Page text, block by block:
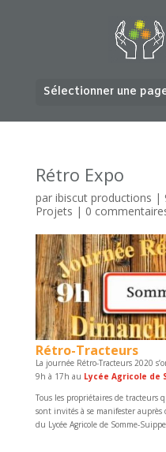
Sélectionner une
Rétro Expo
par ibiscut productions |
Projets | 0
Rétro-Tracteurs
La journée Rétro-Tracteurs 2020
9h à 17h au Lycée Agricole de
Tous les propriétaires de tracteurs
sont invités à se manifester auprès
du Lycée Agricole de Somme-Suippe.